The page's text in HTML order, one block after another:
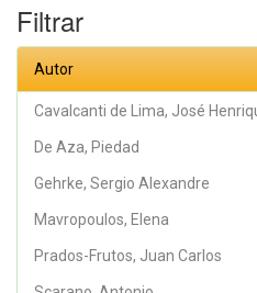
Filtrar
Autor
Cavalcanti de Lima, José
De Aza, Piedad
Gehrke, Sergio Alexandre
Mavropoulos, Elena
Prados-Frutos, Juan Carlos